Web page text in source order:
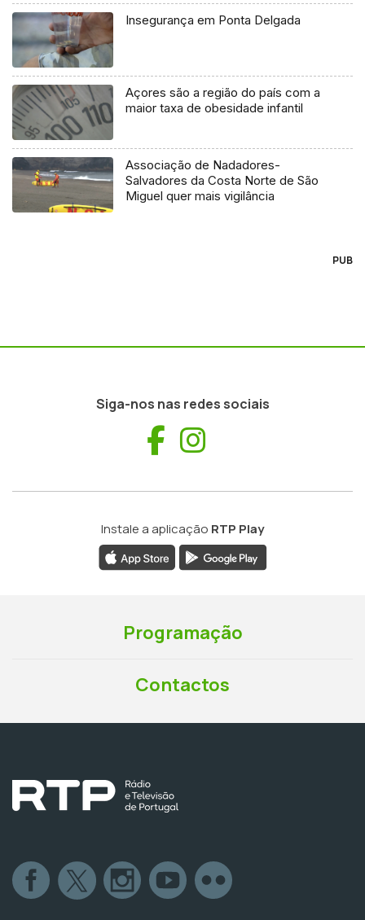
Insegurança em Ponta Delgada
Açores são a região do país com a
maior taxa de obesidade infantil
Associação de Nadadores-
Salvadores da Costa Norte de São
Miguel quer mais vigilância
PUB
Siga-nos nas redes sociais
Facebook
Instale a aplicação RTP Play
Programação
Contactos